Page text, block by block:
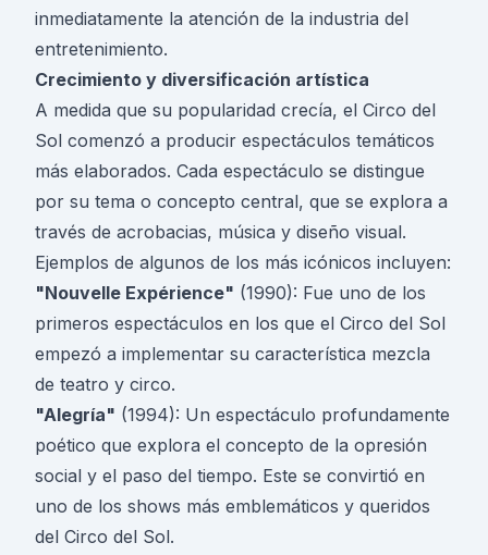
inmediatamente la atención de la industria del
entretenimiento.
Crecimiento y diversificación artística
A medida que su popularidad crecía, el Circo del
Sol comenzó a producir espectáculos temáticos
más elaborados. Cada espectáculo se distingue
por su tema o concepto central, que se explora a
través de acrobacias, música y diseño visual.
Ejemplos de algunos de los más icónicos incluyen:
"Nouvelle Expérience" (1990): Fue uno de los
primeros espectáculos en los que el Circo del Sol
empezó a implementar su característica mezcla
de teatro y circo.
"Alegría" (1994): Un espectáculo profundamente
poético que explora el concepto de la opresión
social y el paso del tiempo. Este se convirtió en
uno de los shows más emblemáticos y queridos
del Circo del Sol.